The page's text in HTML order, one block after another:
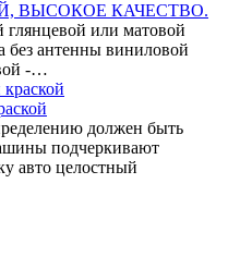
ВЫСОКОЕ КАЧЕСТВО.
или матовой
без антенны виниловой
-…
должен быть
подчеркивают
авто целостный